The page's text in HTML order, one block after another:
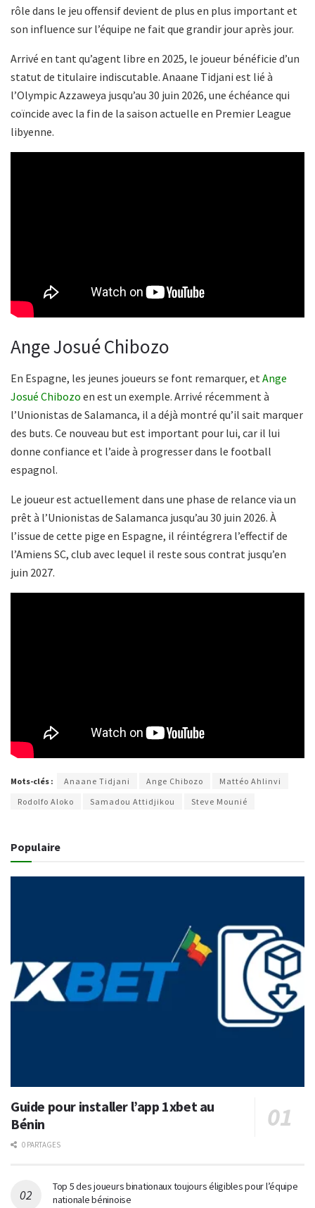
rôle dans le jeu offensif devient de plus en plus important et
son influence sur l’équipe ne fait que grandir jour après jour.
Arrivé en tant qu’agent libre en 2025, le joueur bénéficie d’un
statut de titulaire indiscutable. Anaane Tidjani est lié à
l’Olympic Azzaweya jusqu’au 30 juin 2026, une échéance qui
coïncide avec la fin de la saison actuelle en Premier League
libyenne.
Ange Josué Chibozo
En Espagne, les jeunes joueurs se font remarquer, et Ange
Josué Chibozo en est un exemple. Arrivé récemment à
l’Unionistas de Salamanca, il a déjà montré qu’il sait marquer
des buts. Ce nouveau but est important pour lui, car il lui
donne confiance et l’aide à progresser dans le football
espagnol.
Le joueur est actuellement dans une phase de relance via un
prêt à l’Unionistas de Salamanca jusqu’au 30 juin 2026. À
l’issue de cette pige en Espagne, il réintégrera l’effectif de
l’Amiens SC, club avec lequel il reste sous contrat jusqu’en
juin 2027.
Mots-clés : Anaane Tidjani Ange Chibozo
Mattéo Ahlinvi
Rodolfo Aloko
Samadou Attidjikou Steve Mounié
Populaire
Guide pour installer l’app 1xbet au
Bénin
0 PARTAGES
Top 5 des joueurs binationaux toujours éligibles pour l’équipe
nationale béninoise